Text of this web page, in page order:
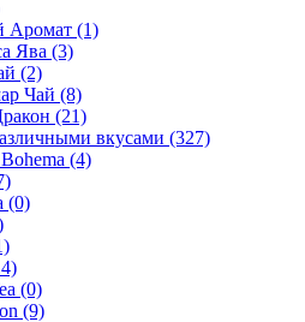
Аромат (1)
Ява (3)
(2)
Чай (8)
(21)
вкусами (327)
(4)
(0)
(0)
(9)